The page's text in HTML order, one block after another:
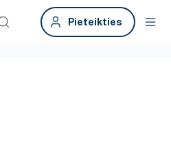
Pieteikties